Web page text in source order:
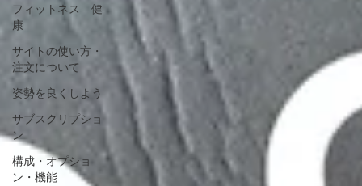
フィットネス 健
康
サイトの使い方・
注文について
姿勢を良くしよう
サブスクリプショ
ン
構成・オプショ
ン・機能